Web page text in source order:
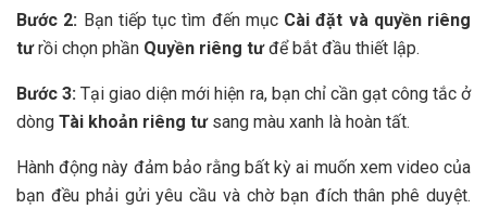
Bước 2: Bạn tiếp tục tìm đến mục Cài đặt và quyền riêng
tưrồi chọn phần Quyền riêng tưđể bắt đầu thiết lập.
Bước 3: Tại giao diện mới hiện ra, bạn chỉ cần gạt công tắc ở
dòng Tài khoản riêng tưsang màu xanh là hoàn tất.
Hành động này đảm bảo rằng bất kỳ ai muốn xem video của
bạn đều phải gửi yêu cầu và chờ bạn đích thân phê duyệt.